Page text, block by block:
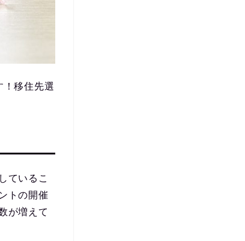
！移住先選
ている こ
トの開催
が増えて